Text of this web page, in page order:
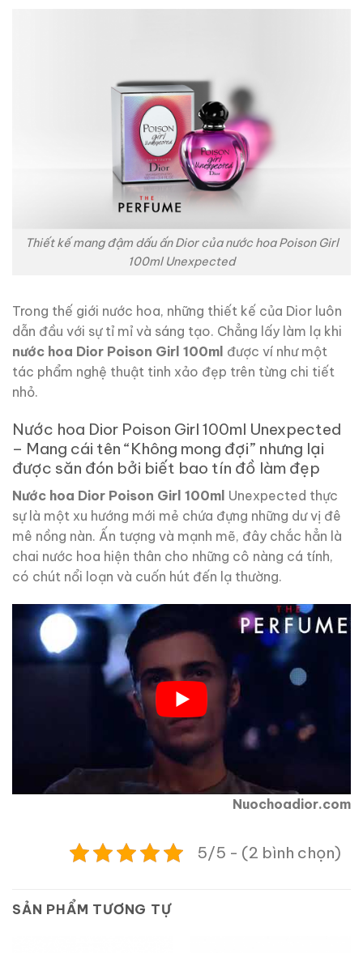
Thiết kế mang đậm dấu ấn Dior của nước hoa Poison Girl
100ml Unexpected
Trong thế giới nước hoa, những thiết kế của Dior luôn
dẫn đầu với sự tỉ mỉ và sáng tạo. Chẳng lấy làm lạ khi
nước hoa Dior Poison Girl 100ml được ví như một
tác phẩm nghệ thuật tinh xảo đẹp trên từng chi tiết
nhỏ.
Nước hoa Dior Poison Girl 100ml Unexpected
– Mang cái tên “Không mong đợi” nhưng lại
được săn đón bởi biết bao tín đồ làm đẹp
Nước hoa Dior Poison Girl 100ml Unexpected thực
sự là một xu hướng mới mẻ chứa đựng những dư vị đê
mê nồng nàn. Ấn tượng và mạnh mẽ, đây chắc hẳn là
chai nước hoa hiện thân cho những cô nàng cá tính,
có chút nổi loạn và cuốn hút đến lạ thường.
Nuochoadior.com
5/5 - (2 bình chọn)
SẢN PHẨM TƯƠNG TỰ